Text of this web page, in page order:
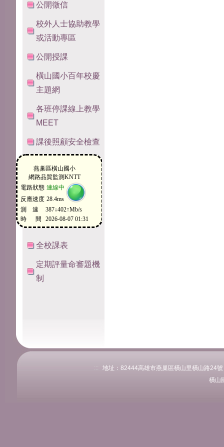
公開徵信
校外人士協助教學
或活動專區
公開授課
橫山國小百年校慶
主題網
各班停課線上教學
MEET
課後照顧安全檢查
全校課表
定期評量命審題機
制
:::
地址：82444高雄市燕巢區橫山里橫山路24
橫山